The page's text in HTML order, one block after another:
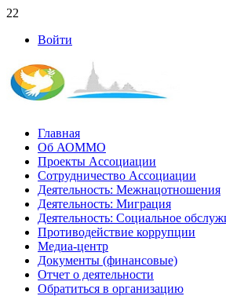
22
Войти
Главная
Об АОММО
Проекты Ассоциации
Сотрудничество Ассоциации
Деятельность: Межнацотношения
Деятельность: Миграция
Деятельность: Социальное
Противодействие коррупции
Медиа-центр
Документы (финансовые)
Отчет о деятельности
Обратиться в организацию